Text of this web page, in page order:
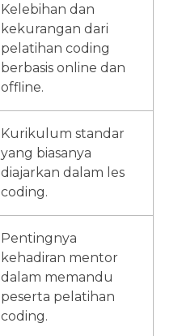
Kelebihan dan
kekurangan dari
pelatihan coding
berbasis online dan
offline.
Kurikulum standar
yang biasanya
diajarkan dalam les
coding.
Pentingnya
kehadiran mentor
dalam memandu
peserta pelatihan
coding.